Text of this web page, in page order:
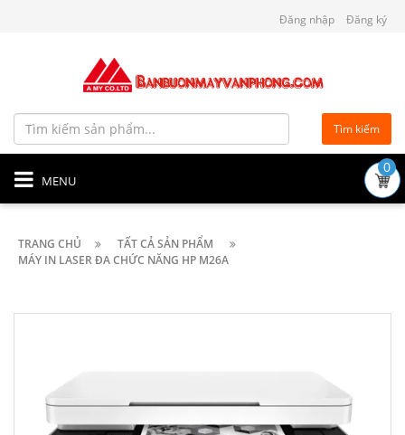
Đăng nhập Đăng ký
Tìm kiếm
MENU
0
TRANG CHỦ
TẤT CẢ SẢN PHẨM
MÁY IN LASER ĐA CHỨC NĂNG HP M26A